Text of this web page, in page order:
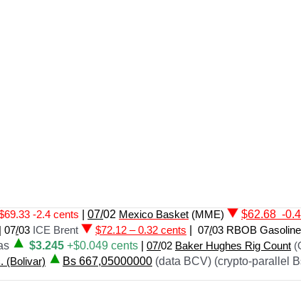
-2.4 cents 07/02 Mexico Basket (MME) $62.68 -
| 07/03 ICE Brent $72.12 – 0.32 cents 07/03 RBOB
$3.245 +$0.049 cents 07/02 Baker Hughes Rig Count
(Bolivar) Bs 667,05000000 (data BCV) (crypto-parallel